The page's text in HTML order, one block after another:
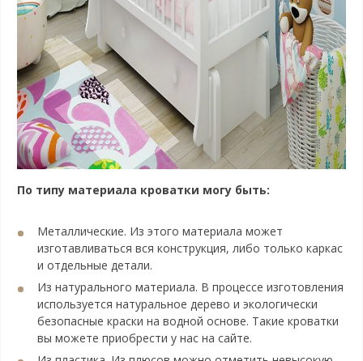
По типу материала кроватки могу быть:
Металлические. Из этого материала может
изготавливаться вся конструкция, либо только каркас
и отдельные детали.
Из натурального материала. В процессе изготовления
используется натуральное дерево и экологически
безопасные краски на водной основе. Такие кроватки
вы можете приобрести у нас на сайте.